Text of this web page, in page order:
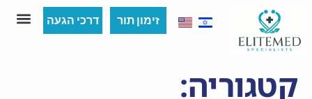
זימון תור דרכי הגעה
קטגוריה: